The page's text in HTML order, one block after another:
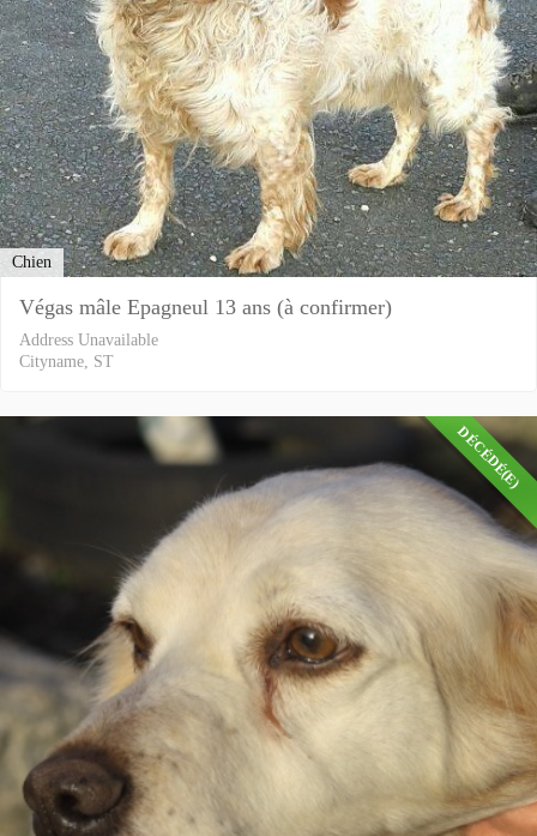
Chien
Végas mâle Epagneul 13 ans (à confirmer)
Address Unavailable
Cityname, ST
DÉCÉDÉ(E)